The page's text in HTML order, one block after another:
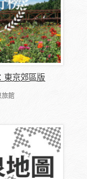
東京郊區版
旅館